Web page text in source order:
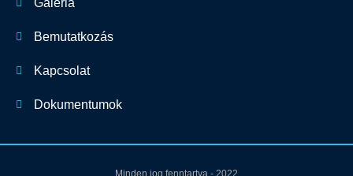
Galéria
Bemutatkozás
Kapcsolat
Dokumentumok
Minden jog fenntartva - 2022